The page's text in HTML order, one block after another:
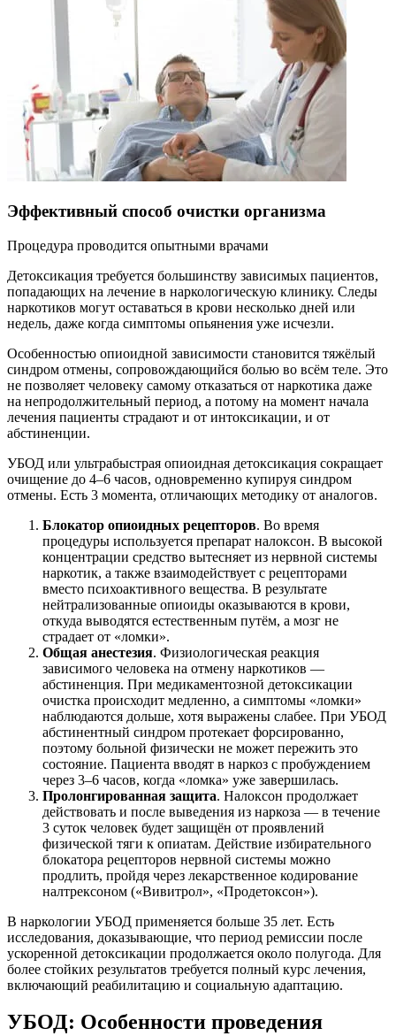
Эффективный способ очистки организма
Процедура проводится опытными врачами
Детоксикация требуется большинству зависимых пациентов,
попадающих на лечение в наркологическую клинику. Следы
наркотиков могут оставаться в крови несколько дней или
недель, даже когда симптомы опьянения уже исчезли.
Особенностью опиоидной зависимости становится тяжёлый
синдром отмены, сопровождающийся болью во всём теле. Это
не позволяет человеку самому отказаться от наркотика даже
на непродолжительный период, а потому на момент начала
лечения пациенты страдают и от интоксикации, и от
абстиненции.
УБОД или ультрабыстрая опиоидная детоксикация сокращает
очищение до 4–6 часов, одновременно купируя синдром
отмены. Есть 3 момента, отличающих методику от аналогов.
Блокатор опиоидных рецепторов. Во время
процедуры используется препарат налоксон. В высокой
концентрации средство вытесняет из нервной системы
наркотик, а также взаимодействует с рецепторами
вместо психоактивного вещества. В результате
нейтрализованные опиоиды оказываются в крови,
откуда выводятся естественным путём, а мозг не
страдает от «ломки».
Общая анестезия. Физиологическая реакция
зависимого человека на отмену наркотиков —
абстиненция. При медикаментозной детоксикации
очистка происходит медленно, а симптомы «ломки»
наблюдаются дольше, хотя выражены слабее. При УБОД
абстинентный синдром протекает форсированно,
поэтому больной физически не может пережить это
состояние. Пациента вводят в наркоз с пробуждением
через 3–6 часов, когда «ломка» уже завершилась.
Пролонгированная защита. Налоксон продолжает
действовать и после выведения из наркоза — в течение
3 суток человек будет защищён от проявлений
физической тяги к опиатам. Действие избирательного
блокатора рецепторов нервной системы можно
продлить, пройдя через лекарственное кодирование
налтрексоном («Вивитрол», «Продетоксон»).
В наркологии УБОД применяется больше 35 лет. Есть
исследования, доказывающие, что период ремиссии после
ускоренной детоксикации продолжается около полугода. Для
более стойких результатов требуется полный курс лечения,
включающий реабилитацию и социальную адаптацию.
УБОД: Особенности проведения